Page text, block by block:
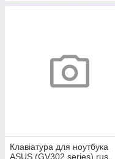
Клавіатура для ноутбука
ASUS (GV302 series) rus,